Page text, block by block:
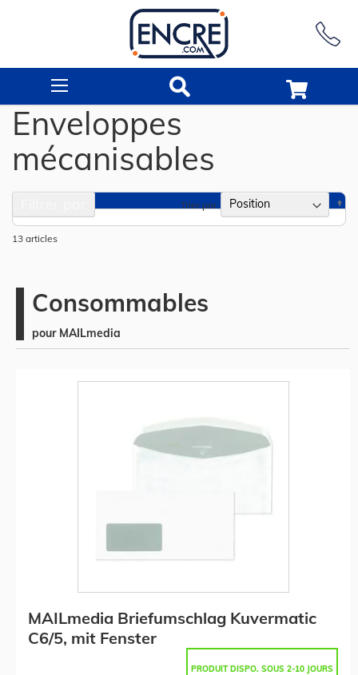
Enveloppes
mécanisables
13 articles
Trier par
Consommables
pour MAILmedia
MAILmedia Briefumschlag Kuvermatic
C6/5, mit Fenster
PRODUIT DISPO. SOUS 2-10 JOURS